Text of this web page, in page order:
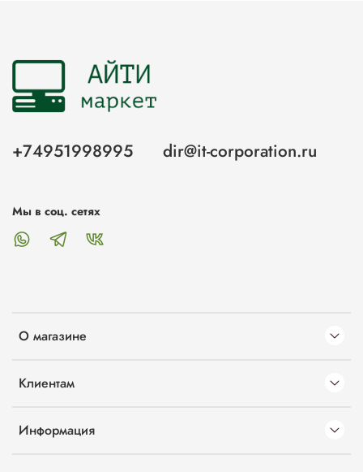
О магазине
Клиентам
Информация
+74951998995 dir@it-corporation.ru
Мы в соц. сетях